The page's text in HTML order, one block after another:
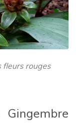
fleurs rouges